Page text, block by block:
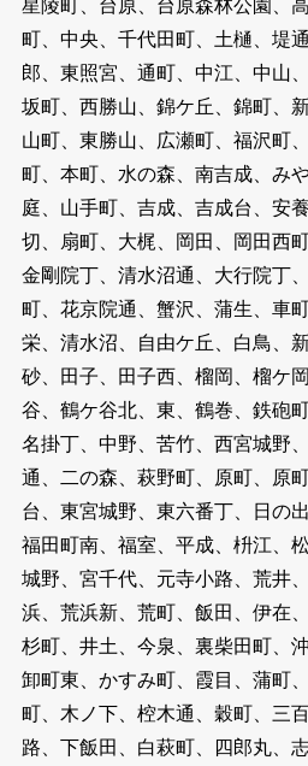
星陵町、台原、台原森林公園、
町、中央、千代田町、土樋、堤
郎、東照宮、通町、中江、中山
坂町、西勝山、錦ケ丘、錦町、
山町、東勝山、広瀬町、福沢町
町、本町、水の森、南吉成、み
庭、山手町、吉成、吉成台、安
切、扇町、大梶、岡田、岡田西
金剛院丁、清水沼通、大行院丁
町、花京院通、蟹沢、蒲生、車
栄、清水沼、自由ケ丘、白鳥、
砂、田子、田子西、榴岡、榴ケ
谷、鶴ケ谷北、東、鶴巻、鉄砲
名掛丁、中野、苦竹、西宮城野
通、二の森、萩野町、原町、原
台、東宮城野、東六番丁、日の
福田町南、福室、平成、枡江、
城野、宮千代、元寺小路、荒井
浜、荒浜新、荒町、飯田、伊在
杉町、井土、今泉、裏柴田町、
卸町東、かすみ町、霞目、蒲町
町、木ノ下、椌木通、穀町、三
路、下飯田、白萩町、四郎丸、